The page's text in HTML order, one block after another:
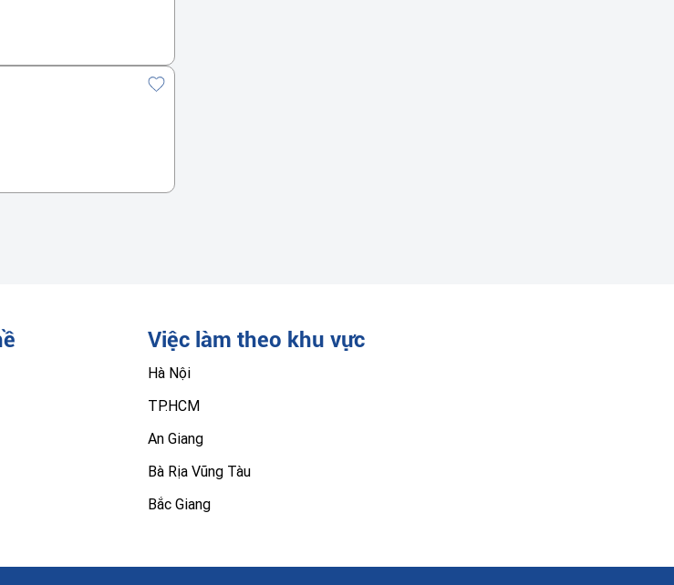
Việc làm theo khu vực
Hà Nội
TP.HCM
An Giang
Bà Rịa Vũng Tàu
Bắc Giang